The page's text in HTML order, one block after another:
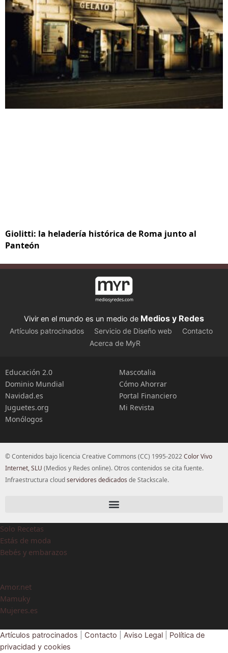
Giolitti: la heladería histórica de Roma junto al
Panteón
Vivir en el mundo es un medio de Medios y Redes
Artículos patrocinados Servicio de Diseño web
Contacto
Acerca de MyR
Educación 2.0
Dominio Mundial
Navidad.es
Juguetes.org
Monólogos
Mascotalia
Cómo Ahorrar
Portal Financiero
Mi Revista
© Contenidos bajo licencia Creative Commons (CC) 1995-2022Color Vivo
Internet, SLU (Medios y Redes online). Otros contenidos se cita fuente.
Infraestructura cloudservidores dedicados de Stackscale.
Solo Recetas
Estás de moda
Bebés y embarazos
Amor.net
Mamuky
Mujeres.es
Artículos patrocinados Contacto Aviso Legal
Política de
privacidad y cookies